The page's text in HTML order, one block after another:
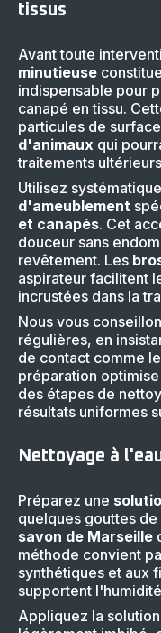
tissus
Avant toute
minutieuse
indispensable pour
canapé en tissu.
particules de
d'animaux qui
traitements
Utilisez
d'ameublement
et canapés. Cet
douceur sans
revêtement. Les
aspirateur facilitent
incrustées dans la
Nous vous
régulières, en
de contact comme
préparation
des étapes de
résultats uniformes
Nettoyage à
Préparez une
quelques gouttes de
savon de Marseille
méthode convient
synthétiques et aux
supportent
Appliquez la